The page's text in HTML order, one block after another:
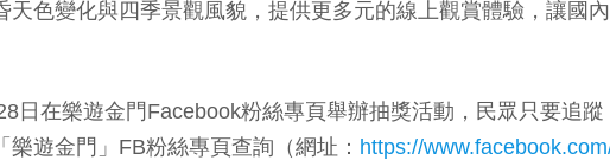
色變化與四季景觀風貌，提供更多元的線上觀賞體驗，讓國
在樂遊金門Facebook粉絲專頁舉辦抽獎活動，民眾只要追
遊金門」FB粉絲專頁查詢（網址： https://ww